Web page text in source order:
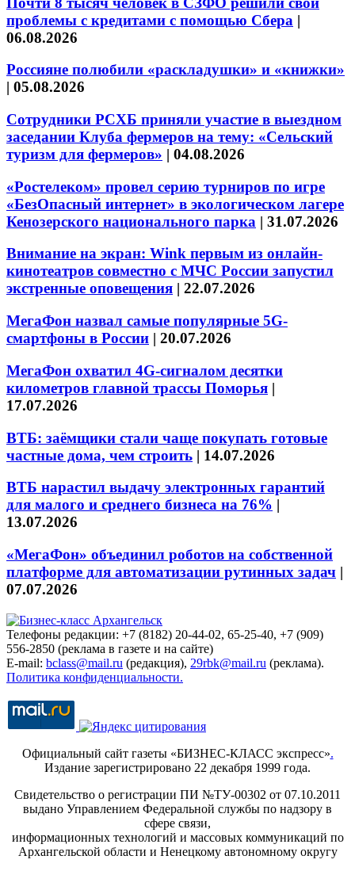
проблемы с кредитами с помощью Сбера |
06.08.2026
Россияне полюбили «раскладушки» и «книжки»
| 05.08.2026
Сотрудники РСХБ приняли участие в выездном
заседании Клуба фермеров на тему: «Сельский
туризм для фермеров» | 04.08.2026
«Ростелеком» провел серию турниров по игре
«БезОпасный интернет» в экологическом лагере
Кенозерского национального парка | 31.07.2026
Внимание на экран: Wink первым из онлайн-
кинотеатров совместно с МЧС России запустил
экстренные оповещения | 22.07.2026
МегаФон назвал самые популярные 5G-
смартфоны в России | 20.07.2026
МегаФон охватил 4G-сигналом десятки
километров главной трассы Поморья |
17.07.2026
ВТБ: заёмщики стали чаще покупать готовые
частные дома, чем строить | 14.07.2026
ВТБ нарастил выдачу электронных гарантий
для малого и среднего бизнеса на 76% |
13.07.2026
«МегаФон» объединил роботов на собственной
платформе для автоматизации рутинных задач |
07.07.2026
Телефоны редакции: +7 (8182) 20-44-02, 65-25-40, +7 (909)
556-2850 (реклама в газете и на сайте)
E-mail: bclass@mail.ru (редакция), 29rbk@mail.ru (реклама).
Политика конфиденциальности.
Официальный сайт газеты «БИЗНЕС-КЛАСС экспресс».
Издание зарегистрировано 22 декабря 1999 года.
Свидетельство о регистрации ПИ №ТУ-00302 от 07.10.2011
выдано Управлением Федеральной службы по надзору в
сфере связи,
информационных технологий и массовых коммуникаций по
Архангельской области и Ненецкому автономному округу